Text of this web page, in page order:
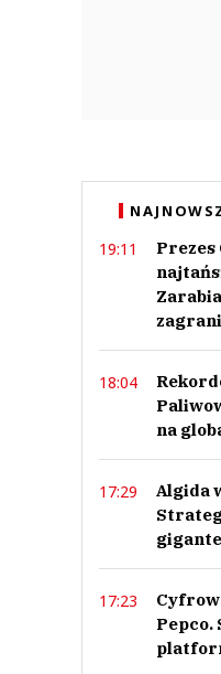
19:11
Prezes
18:04
na
17:29
Algida
17:23
Pepco.